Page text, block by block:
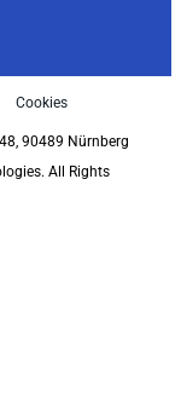
Cookies
90489 Nürnberg
All Rights